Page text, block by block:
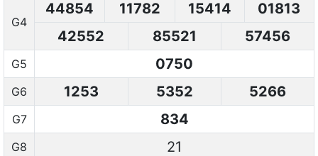
G4
44854 11782 15414
01813
42552
85521 57456
G5 0750
G6 1253 5352 5266
G7 834
G8 21